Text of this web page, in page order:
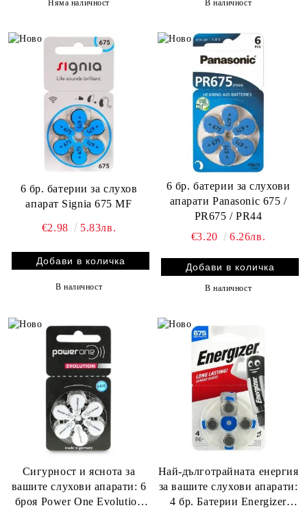
Няма наличност В наличност
6 бр. батерии за слухов
апарат Signia 675 MF
€2.98 5.83лв.
В наличност
6 бр. батерии за слухови
апарати Panasonic 675 /
PR675 / PR44
€3.20
6.26лв.
В наличност
Сигурност и яснота за
вашите слухови апарати: 6
броя Power One Evolution
Най-дълготрайната енергия
за вашите слухови апарати:
4 бр. Батерии Energizer